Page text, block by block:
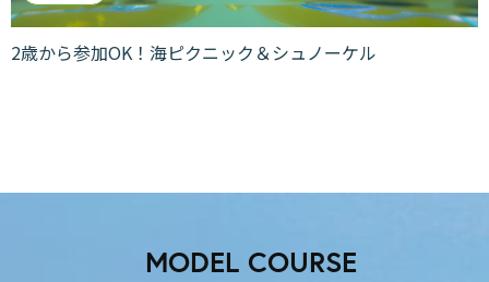
2歳から参加OK！海ピクニック＆シュノーケル
MODEL COURSE